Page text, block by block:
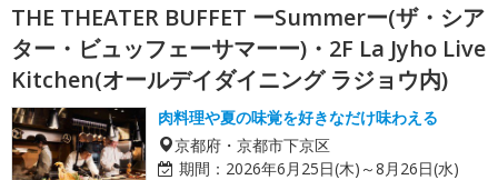
THE THEATER BUFFET ーSummerー(ザ・シア
ター・ビュッフェーサマーー)・2F La Jyho Live
Kitchen(オールデイダイニング ラジョウ内)
肉料理や夏の味覚を好きなだけ味わえる
京都府・京都市下京区
期間： 2026年6月25日(木)～8月26日(水)